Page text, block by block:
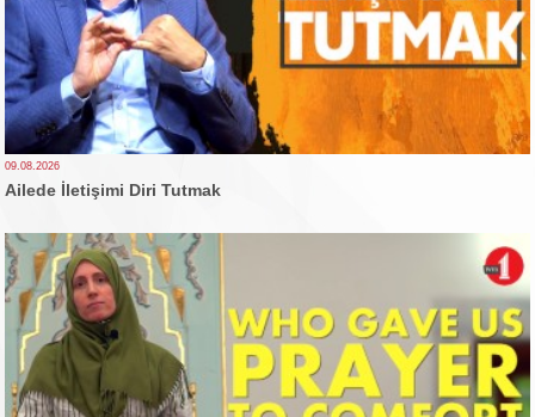
09.08.2026
Ailede İletişimi Diri Tutmak